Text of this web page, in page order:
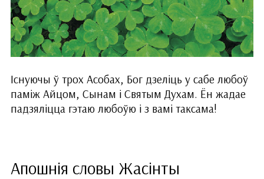
Існуючы ў трох Асобах, Бог дзеліць у сабе любоў
паміж Айцом, Сынам і Святым Духам. Ён жадае
падзяліцца гэтаю любоўю і з вамі таксама!
Апошнія словы Жасінты